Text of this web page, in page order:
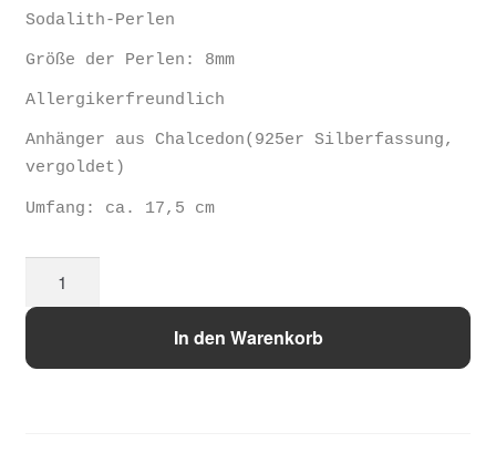
Sodalith-Perlen
Größe der Perlen: 8mm
Allergikerfreundlich
Anhänger aus Chalcedon(925er Silberfassung,
vergoldet)
Umfang: ca. 17,5 cm
In den Warenkorb